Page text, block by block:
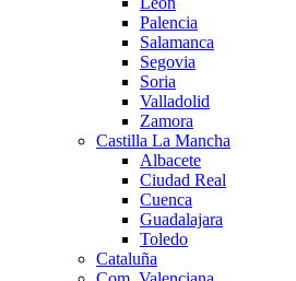
Palencia
Salamanca
Segovia
Soria
Valladolid
Zamora
Castilla La Mancha
Albacete
Ciudad Real
Cuenca
Guadalajara
Toledo
Cataluña